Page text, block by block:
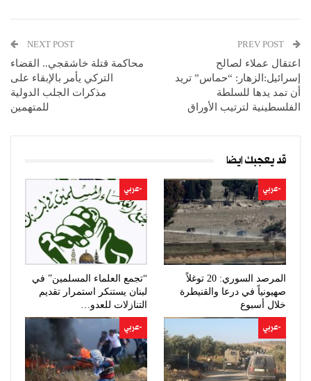
اعتقال عملاء لصالح
إسرائيل:الزهار: “حماس” تريد
أن تمد يدها للسلطة
الفلسطينية لترتيب الأوراق
NEXT POST
محاكمة قتلة خاشقجي.. القضاء
التركي يأمر بالإبقاء على
مذكرات الجلب الدولية
للمتهمين
قد يعجبك ايضا
-عربي
المرصد السوري: 20 توغلاً
صهيونياً في درعا والقنيطرة
خلال أسبوع
-عربي
“تجمع العلماء المسلمين” في
لبنان يستنكر استمرار تقديم
التنازلات للعدو…
-عربي -عربي